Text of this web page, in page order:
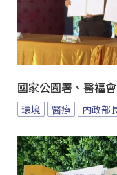
國家公園署、醫福
環境 醫療 內政部